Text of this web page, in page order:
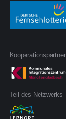
Kooperationspartner
Teil des Netzwerks